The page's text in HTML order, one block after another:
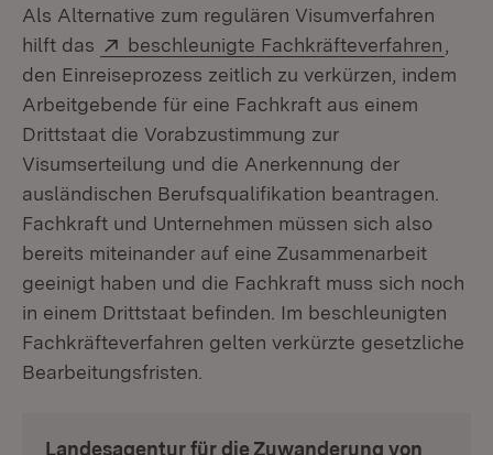
Als Alternative zum regulären Visumverfahren
hilft das
Extern:
beschleunigte Fachkräfteverfahren
den Einreiseprozess zeitlich zu verkürzen, indem
Arbeitgebende für eine Fachkraft aus einem
Drittstaat die Vorabzustimmung zur
Visumserteilung und die Anerkennung der
ausländischen Berufsqualifikation beantragen.
Fachkraft und Unternehmen müssen sich also
bereits miteinander auf eine Zusammenarbeit
geeinigt haben und die Fachkraft muss sich noch
in einem Drittstaat befinden. Im beschleunigten
Fachkräfteverfahren gelten verkürzte gesetzliche
Bearbeitungsfristen.
Landesagentur für die Zuwanderung von